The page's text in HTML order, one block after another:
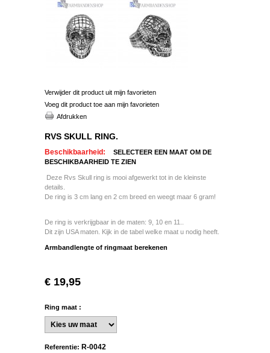
Verwijder dit product uit mijn favorieten
Voeg dit product toe aan mijn favorieten
Afdrukken
RVS SKULL RING.
Beschikbaarheid:
SELECTEER EEN MAAT OM DE
BESCHIKBAARHEID TE ZIEN
Deze Rvs Skull ring is mooi afgewerkt tot in de kleinste
details.
De ring is 3 cm lang en 2 cm breed en weegt maar 6 gram!
De ring is verkrijgbaar in de maten: 9, 10 en 11..
Dit zijn USA maten. Kijk in de tabel welke maat u nodig heeft.
Armbandlengte of ringmaat berekenen
€ 19,95
Ring maat :
Referentie: R-0042